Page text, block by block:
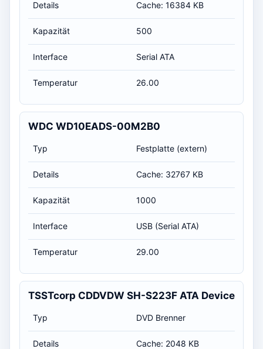
Details Cache: 16384 KB
Kapazität 500
Interface Serial ATA
Temperatur 26.00
WDC WD10EADS-00M2B0
Typ Festplatte (extern)
Details Cache: 32767 KB
Kapazität 1000
Interface USB (Serial ATA)
Temperatur 29.00
TSSTcorp CDDVDW SH-S223F ATA Device
Typ DVD Brenner
Details Cache: 2048 KB